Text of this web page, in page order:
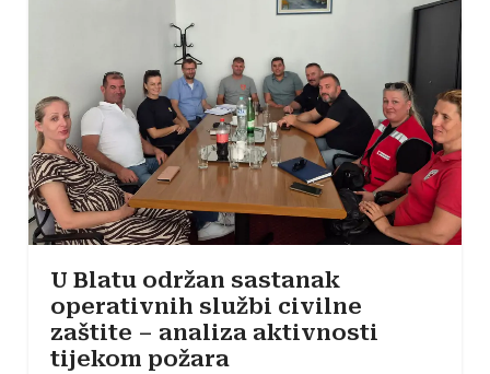
U Blatu održan sastanak
operativnih službi civilne
zaštite – analiza aktivnosti
tijekom požara